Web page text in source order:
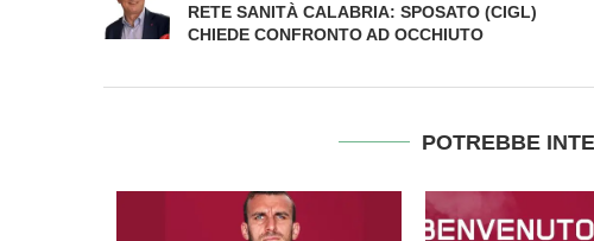
RETE SANITÀ CALABRIA: SPOSATO (CIGL)
CHIEDE CONFRONTO AD OCCHIUTO
POTREBBE